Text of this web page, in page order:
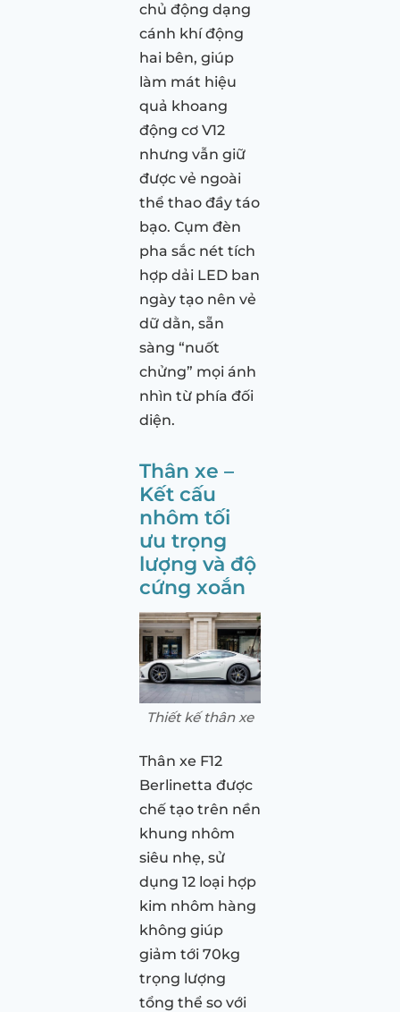
chủ động dạng
cánh khí động
hai bên, giúp
làm mát hiệu
quả khoang
động cơ V12
nhưng vẫn giữ
được vẻ ngoài
thể thao đầy táo
bạo. Cụm đèn
pha sắc nét tích
hợp dải LED ban
ngày tạo nên vẻ
dữ dằn, sẵn
sàng “nuốt
chửng” mọi ánh
nhìn từ phía đối
diện.
Thân xe –
Kết cấu
nhôm tối
ưu trọng
lượng và độ
cứng xoắn
Thiết kế thân xe
Thân xe F12
Berlinetta được
chế tạo trên nền
khung nhôm
siêu nhẹ, sử
dụng 12 loại hợp
kim nhôm hàng
không giúp
giảm tới 70kg
trọng lượng
tổng thể so với